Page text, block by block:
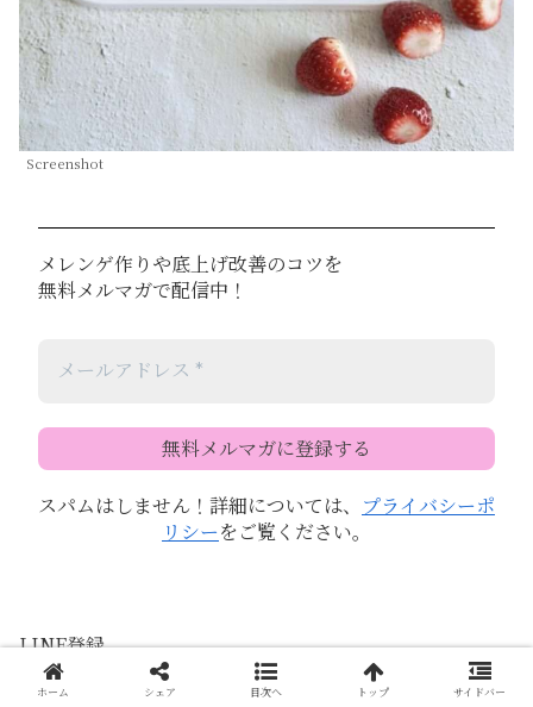
Screenshot
メレンゲ作りや底上げ改善のコツを
無料メルマガで配信中！
スパムはしません！詳細については、
プライバシーポ
リシーをご覧ください。
LINE登録
ホーム シェア 目次へ トップ サイドバー